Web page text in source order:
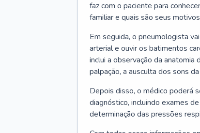
faz com o paciente para
familiar e quais são seus
Em seguida, o pneumologista
arterial e ouvir os batimentos
inclui a observação da anatomia
palpação, a ausculta dos sons
Depois disso, o médico poderá
diagnóstico, incluindo exames
determinação das pressões